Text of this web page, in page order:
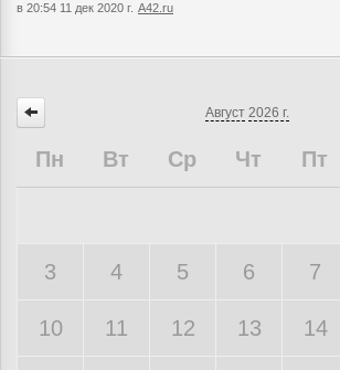
в 20:54 11 дек 2020 г. А42.ru
Август 2026 г.
Пн Вт Ср Чт Пт
3 4 5 6 7
10 11 12 13 14